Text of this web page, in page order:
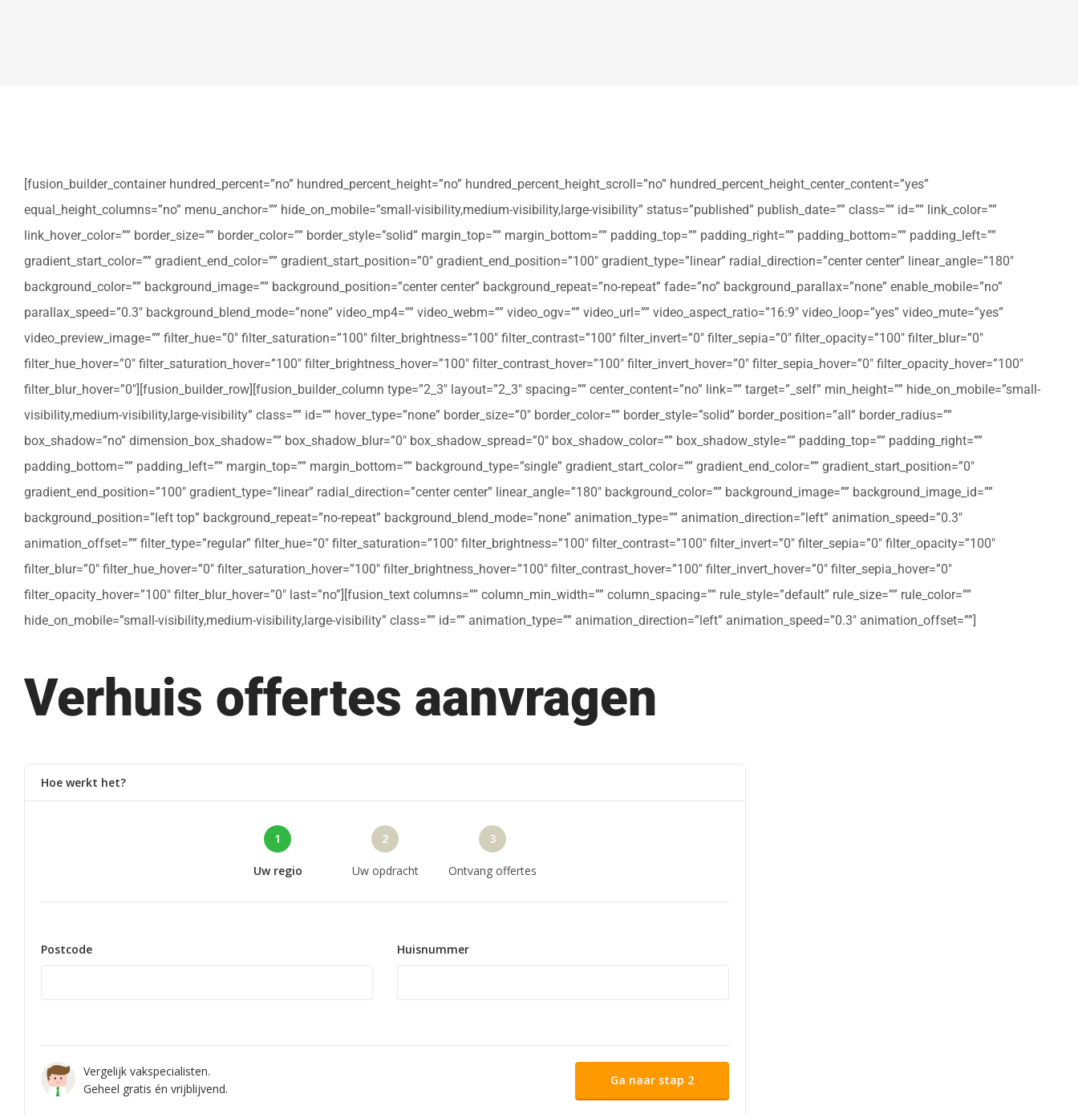
[fusion_builder_container hundred_percent=”no” hundred_percent_height=”no” hundred_percent_height_scroll=”no” hundred_percent_height_center_content=”yes”
equal_height_columns=”no” menu_anchor=”” hide_on_mobile=”small-visibility,medium-visibility,large-visibility” status=”published” publish_date=”” class=”” id=”” link_color=””
link_hover_color=”” border_size=”” border_color=”” border_style=”solid” margin_top=”” margin_bottom=”” padding_top=”” padding_right=”” padding_bottom=”” padding_left=””
gradient_start_color=”” gradient_end_color=”” gradient_start_position=”0″ gradient_end_position=”100″ gradient_type=”linear” radial_direction=”center center” linear_angle=”180″
background_color=”” background_image=”” background_position=”center center” background_repeat=”no-repeat” fade=”no” background_parallax=”none” enable_mobile=”no”
parallax_speed=”0.3″ background_blend_mode=”none” video_mp4=”” video_webm=”” video_ogv=”” video_url=”” video_aspect_ratio=”16:9″ video_loop=”yes” video_mute=”yes”
video_preview_image=”” filter_hue=”0″ filter_saturation=”100″ filter_brightness=”100″ filter_contrast=”100″ filter_invert=”0″ filter_sepia=”0″ filter_opacity=”100″ filter_blur=”0″
filter_hue_hover=”0″ filter_saturation_hover=”100″ filter_brightness_hover=”100″ filter_contrast_hover=”100″ filter_invert_hover=”0″ filter_sepia_hover=”0″ filter_opacity_hover=”100″
filter_blur_hover=”0″][fusion_builder_row][fusion_builder_column type=”2_3″ layout=”2_3″ spacing=”” center_content=”no” link=”” target=”_self” min_height=”” hide_on_mobile=”small-
visibility,medium-visibility,large-visibility” class=”” id=”” hover_type=”none” border_size=”0″ border_color=”” border_style=”solid” border_position=”all” border_radius=””
box_shadow=”no” dimension_box_shadow=”” box_shadow_blur=”0″ box_shadow_spread=”0″ box_shadow_color=”” box_shadow_style=”” padding_top=”” padding_right=””
padding_bottom=”” padding_left=”” margin_top=”” margin_bottom=”” background_type=”single” gradient_start_color=”” gradient_end_color=”” gradient_start_position=”0″
gradient_end_position=”100″ gradient_type=”linear” radial_direction=”center center” linear_angle=”180″ background_color=”” background_image=”” background_image_id=””
background_position=”left top” background_repeat=”no-repeat” background_blend_mode=”none” animation_type=”” animation_direction=”left” animation_speed=”0.3″
animation_offset=”” filter_type=”regular” filter_hue=”0″ filter_saturation=”100″ filter_brightness=”100″ filter_contrast=”100″ filter_invert=”0″ filter_sepia=”0″ filter_opacity=”100″
filter_blur=”0″ filter_hue_hover=”0″ filter_saturation_hover=”100″ filter_brightness_hover=”100″ filter_contrast_hover=”100″ filter_invert_hover=”0″ filter_sepia_hover=”0″
filter_opacity_hover=”100″ filter_blur_hover=”0″ last=”no”][fusion_text columns=”” column_min_width=”” column_spacing=”” rule_style=”default” rule_size=”” rule_color=””
hide_on_mobile=”small-visibility,medium-visibility,large-visibility” class=”” id=”” animation_type=”” animation_direction=”left” animation_speed=”0.3″ animation_offset=””]
Verhuis offertes aanvragen